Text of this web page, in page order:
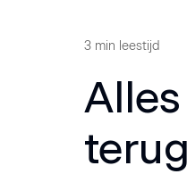
3 min leestijd